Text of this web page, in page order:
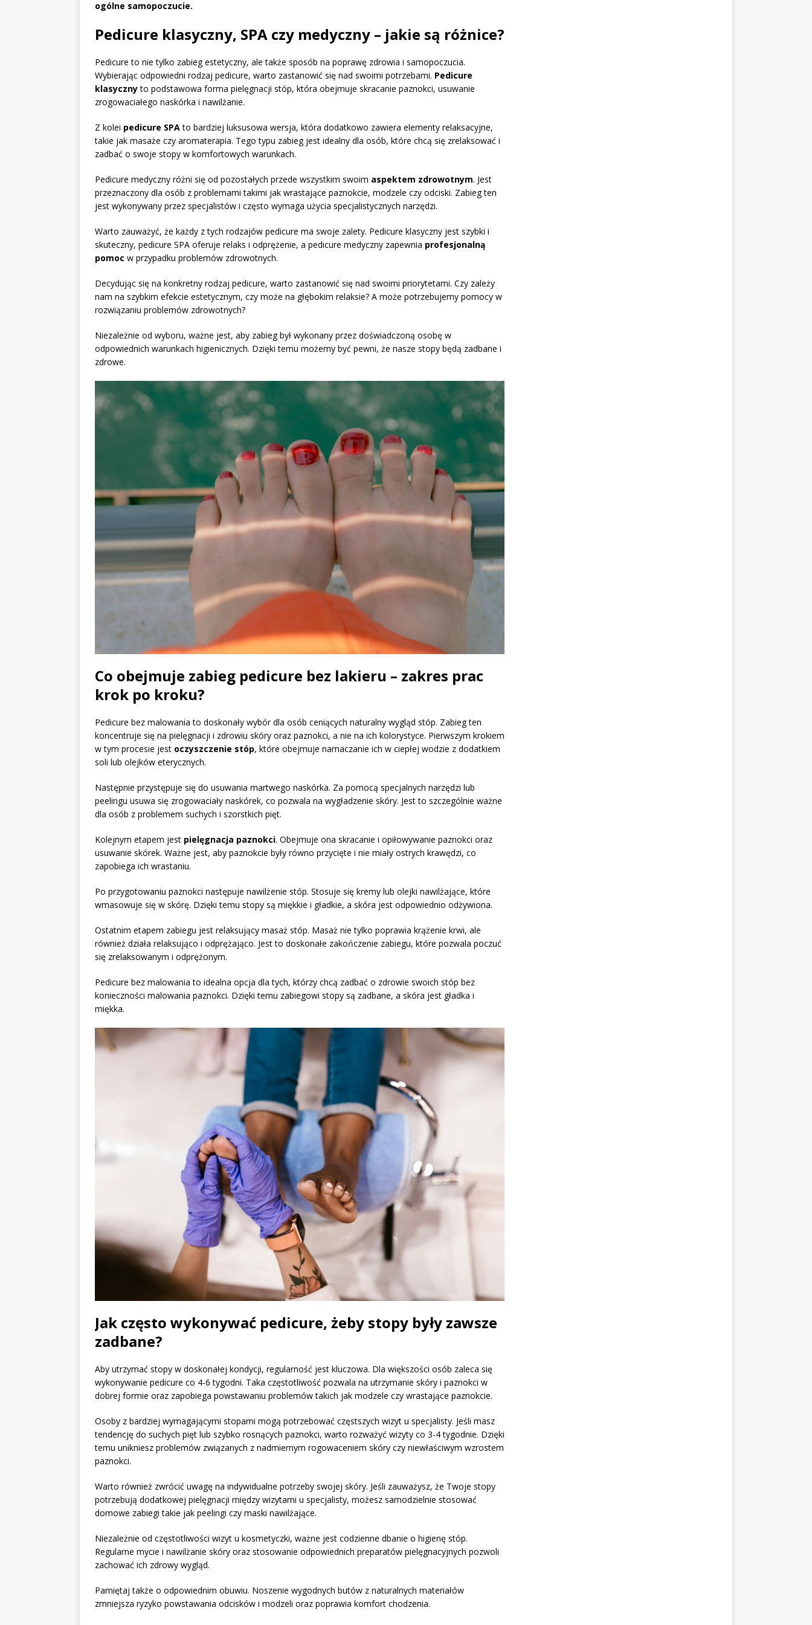
ogólne samopoczucie.
Pedicure klasyczny, SPA czy medyczny – jakie są różnice?
Pedicure to nie tylko zabieg estetyczny, ale także sposób na poprawę zdrowia i samopoczucia.
Wybierając odpowiedni rodzaj pedicure, warto zastanowić się nad swoimi potrzebami. Pedicure
klasycznyto podstawowa forma pielęgnacji stóp, która obejmuje skracanie paznokci, usuwanie
zrogowaciałego naskórka i nawilżanie.
Z kolei pedicure SPAto bardziej luksusowa wersja, która dodatkowo zawiera elementy relaksacyjne,
takie jak masaże czy aromaterapia. Tego typu zabieg jest idealny dla osób, które chcą się zrelaksować i
zadbać o swoje stopy w komfortowych warunkach.
Pedicure medyczny różni się od pozostałych przede wszystkim swoim aspektem zdrowotnym. Jest
przeznaczony dla osób z problemami takimi jak wrastające paznokcie, modzele czy odciski. Zabieg ten
jest wykonywany przez specjalistów i często wymaga użycia specjalistycznych narzędzi.
Warto zauważyć, że każdy z tych rodzajów pedicure ma swoje zalety. Pedicure klasyczny jest szybki i
skuteczny, pedicure SPA oferuje relaks i odprężenie, a pedicure medyczny zapewnia profesjonalną
pomoc w przypadku problemów zdrowotnych.
Decydując się na konkretny rodzaj pedicure, warto zastanowić się nad swoimi priorytetami. Czy zależy
nam na szybkim efekcie estetycznym, czy może na głębokim relaksie? A może potrzebujemy pomocy w
rozwiązaniu problemów zdrowotnych?
Niezależnie od wyboru, ważne jest, aby zabieg był wykonany przez doświadczoną osobę w
odpowiednich warunkach higienicznych. Dzięki temu możemy być pewni, że nasze stopy będą zadbane i
zdrowe.
Co obejmuje zabieg pedicure bez lakieru – zakres prac
krok po kroku?
Pedicure bez malowania to doskonały wybór dla osób ceniących naturalny wygląd stóp. Zabieg ten
koncentruje się na pielęgnacji i zdrowiu skóry oraz paznokci, a nie na ich kolorystyce. Pierwszym krokiem
w tym procesie jest oczyszczenie stóp, które obejmuje namaczanie ich w ciepłej wodzie z dodatkiem
soli lub olejków eterycznych.
Następnie przystępuje się do usuwania martwego naskórka. Za pomocą specjalnych narzędzi lub
peelingu usuwa się zrogowaciały naskórek, co pozwala na wygładzenie skóry. Jest to szczególnie ważne
dla osób z problemem suchych i szorstkich pięt.
Kolejnym etapem jest pielęgnacja paznokci. Obejmuje ona skracanie i opiłowywanie paznokci oraz
usuwanie skórek. Ważne jest, aby paznokcie były równo przycięte i nie miały ostrych krawędzi, co
zapobiega ich wrastaniu.
Po przygotowaniu paznokci następuje nawilżenie stóp. Stosuje się kremy lub olejki nawilżające, które
wmasowuje się w skórę. Dzięki temu stopy są miękkie i gładkie, a skóra jest odpowiednio odżywiona.
Ostatnim etapem zabiegu jest relaksujący masaż stóp. Masaż nie tylko poprawia krążenie krwi, ale
również działa relaksująco i odprężająco. Jest to doskonałe zakończenie zabiegu, które pozwala poczuć
się zrelaksowanym i odprężonym.
Pedicure bez malowania to idealna opcja dla tych, którzy chcą zadbać o zdrowie swoich stóp bez
konieczności malowania paznokci. Dzięki temu zabiegowi stopy są zadbane, a skóra jest gładka i
miękka.
Jak często wykonywać pedicure, żeby stopy były zawsze
zadbane?
Aby utrzymać stopy w doskonałej kondycji, regularność jest kluczowa. Dla większości osób zaleca się
wykonywanie pedicure co 4-6 tygodni. Taka częstotliwość pozwala na utrzymanie skóry i paznokci w
dobrej formie oraz zapobiega powstawaniu problemów takich jak modzele czy wrastające paznokcie.
Osoby z bardziej wymagającymi stopami mogą potrzebować częstszych wizyt u specjalisty. Jeśli masz
tendencję do suchych pięt lub szybko rosnących paznokci, warto rozważyć wizyty co 3-4 tygodnie. Dzięki
temu unikniesz problemów związanych z nadmiernym rogowaceniem skóry czy niewłaściwym wzrostem
paznokci.
Warto również zwrócić uwagę na indywidualne potrzeby swojej skóry. Jeśli zauważysz, że Twoje stopy
potrzebują dodatkowej pielęgnacji między wizytami u specjalisty, możesz samodzielnie stosować
domowe zabiegi takie jak peelingi czy maski nawilżające.
Niezależnie od częstotliwości wizyt u kosmetyczki, ważne jest codzienne dbanie o higienę stóp.
Regularne mycie i nawilżanie skóry oraz stosowanie odpowiednich preparatów pielęgnacyjnych pozwoli
zachować ich zdrowy wygląd.
Pamiętaj także o odpowiednim obuwiu. Noszenie wygodnych butów z naturalnych materiałów
zmniejsza ryzyko powstawania odcisków i modzeli oraz poprawia komfort chodzenia.